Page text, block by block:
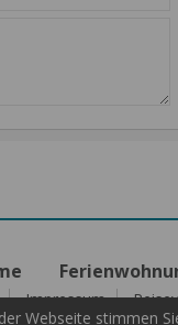
Impressum
Webseite stimmen